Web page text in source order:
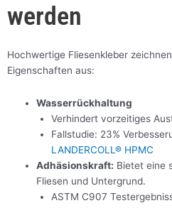
werden
Hochwertige Fliesenkleber
Eigenschaften aus:
Wasserrückhaltung
Verhindert vorzeitiges
Fallstudie: 23%
LANDERCOLL® HPMC
Adhäsionskraft: Bietet eine
Fliesen und Untergrund.
ASTM C907